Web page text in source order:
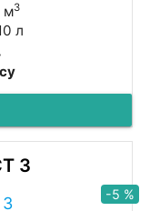
м3
л
3
-5 %